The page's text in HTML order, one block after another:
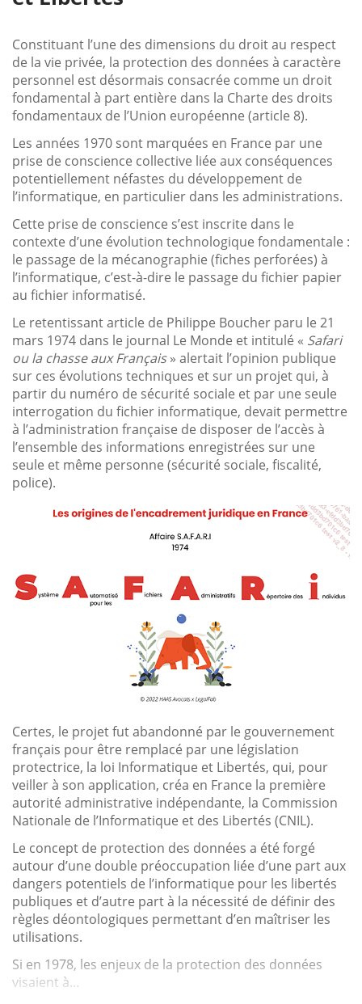
Constituant l’une des dimensions du droit au respect
de la vie privée, la protection des données à caractère
personnel est désormais consacrée comme un droit
fondamental à part entière dans la Charte des droits
fondamentaux de l’Union européenne (article 8).
Les années 1970 sont marquées en France par une
prise de conscience collective liée aux conséquences
potentiellement néfastes du développement de
l’informatique, en particulier dans les administrations.
Cette prise de conscience s’est inscrite dans le
contexte d’une évolution technologique fondamentale :
le passage de la mécanographie (fiches perforées) à
l’informatique, c’est-à-dire le passage du fichier papier
au fichier informatisé.
Le retentissant article de Philippe Boucher paru le 21
mars 1974 dans le journal Le Monde et intitulé « Safari
ou la chasse aux Français» alertait l’opinion publique
sur ces évolutions techniques et sur un projet qui, à
partir du numéro de sécurité sociale et par une seule
interrogation du fichier informatique, devait permettre
à l’administration française de disposer de l’accès à
l’ensemble des informations enregistrées sur une
seule et même personne (sécurité sociale, fiscalité,
police).
Certes, le projet fut abandonné par le gouvernement
français pour être remplacé par une législation
protectrice, la loi Informatique et Libertés, qui, pour
veiller à son application, créa en France la première
autorité administrative indépendante, la Commission
Nationale de l’Informatique et des Libertés (CNIL).
Le concept de protection des données a été forgé
autour d’une double préoccupation liée d’une part aux
dangers potentiels de l’informatique pour les libertés
publiques et d’autre part à la nécessité de définir des
règles déontologiques permettant d’en maîtriser les
utilisations.
Si en 1978, les enjeux de la protection des données
visaient à...